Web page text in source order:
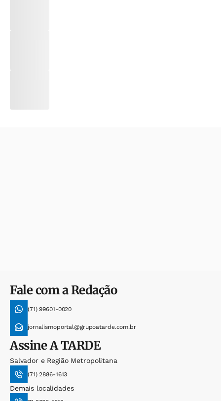
Fale com a Redação
(71) 99601-0020
jornalismoportal@grupoatarde.com.br
AssineA TARDE
Salvador e Região Metropolitana
(71) 2886-1613
Demais localidades